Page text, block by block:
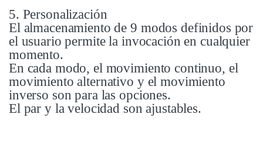
5. Personalización
El almacenamiento de 9 modos definidos por
el usuario permite la invocación en cualquier
momento.
En cada modo, el movimiento continuo, el
movimiento alternativo y el movimiento
inverso son para las opciones.
El par y la velocidad son ajustables.